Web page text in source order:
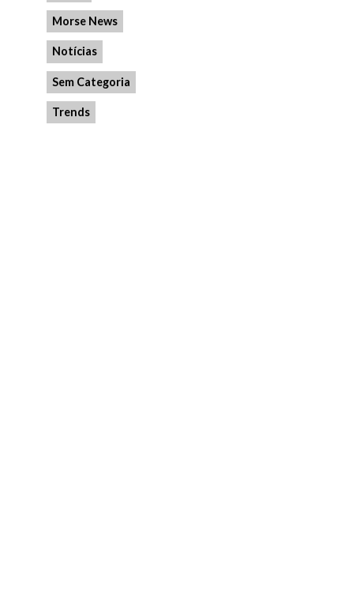
Morse News
Notícias
Sem Categoria
Trends